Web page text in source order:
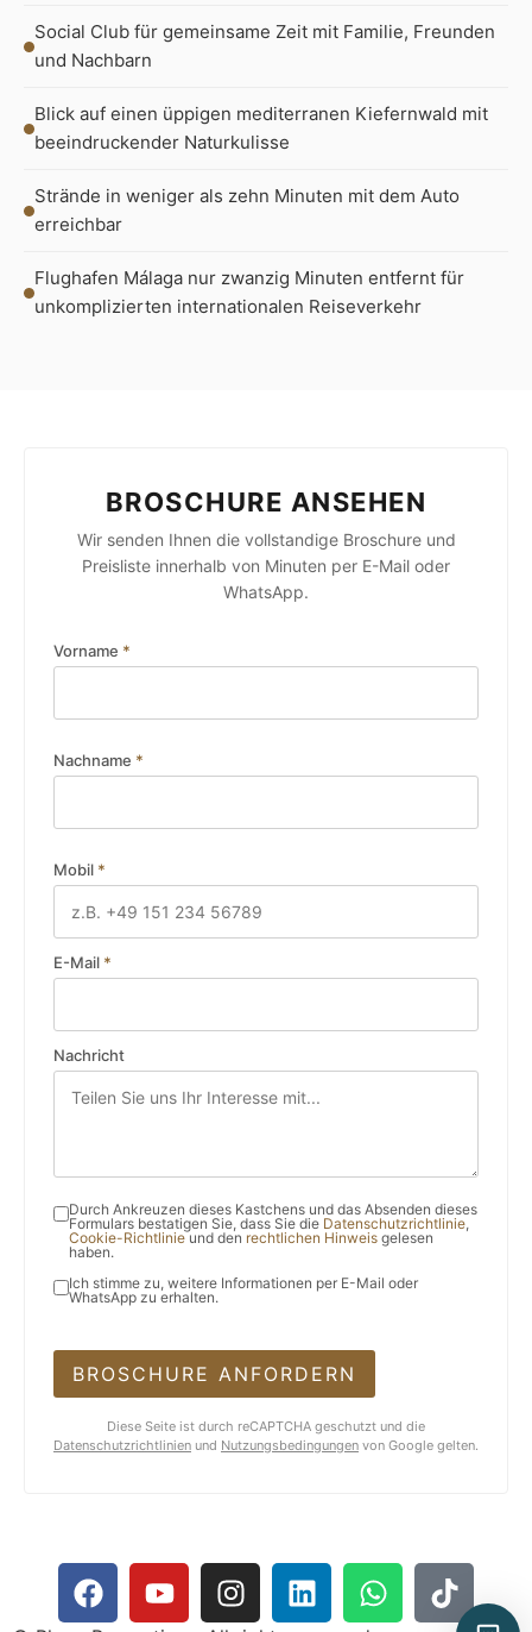
Social Club für gemeinsame Zeit mit Familie, Freunden
und Nachbarn
Blick auf einen üppigen mediterranen Kiefernwald mit
beeindruckender Naturkulisse
Strände in weniger als zehn Minuten mit dem Auto
erreichbar
Flughafen Málaga nur zwanzig Minuten entfernt für
unkomplizierten internationalen Reiseverkehr
BROSCHURE ANSEHEN
Wir senden Ihnen die vollstandige Broschure und
Preisliste innerhalb von Minuten per E-Mail oder
WhatsApp.
Vorname *
Nachname *
Mobil *
E-Mail *
Nachricht
Durch Ankreuzen dieses Kastchens und das Absenden dieses
Formulars bestatigen Sie, dass Sie die Datenschutzrichtlinie,
Cookie-Richtlinieund den rechtlichen Hinweis gelesen
haben.
Ich stimme zu, weitere Informationen per E-Mail oder
WhatsApp zu erhalten.
BROSCHURE ANFORDERN
Diese Seite ist durch reCAPTCHA geschutzt und die
Datenschutzrichtlinien und Nutzungsbedingungen von Google gelten.